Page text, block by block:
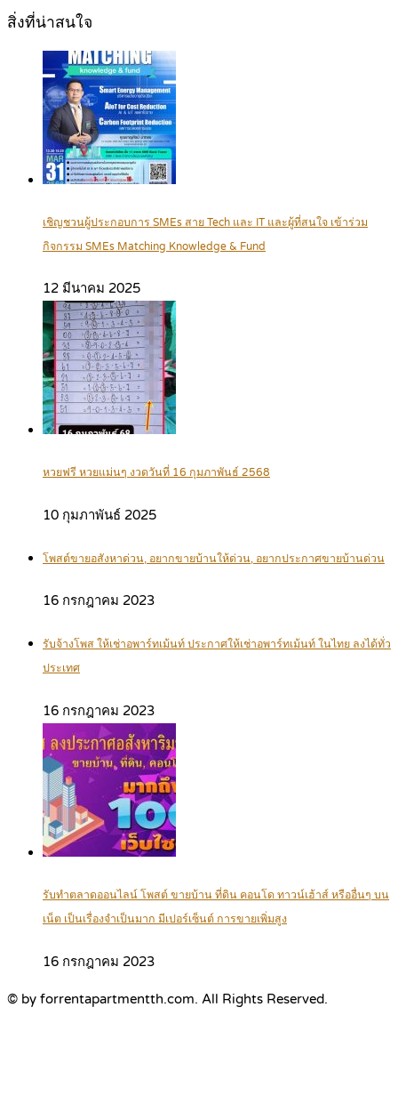
สิ่งที่น่าสนใจ
เชิญชวนผู้ประกอบการ SMEs สาย Tech และ IT และผู้ที่สนใจ เข้าร่วม
กิจกรรม SMEs Matching Knowledge & Fund
12 มีนาคม 2025
หวยฟรี หวยแม่นๆ งวดวันที่ 16 กุมภาพันธ์ 2568
10 กุมภาพันธ์ 2025
โพสต์ขายอสังหาด่วน, อยากขายบ้านให้ด่วน, อยากประกาศขายบ้านด่วน
16 กรกฎาคม 2023
รับจ้างโพส ให้เช่าอพาร์ทเม้นท์ ประกาศให้เช่าอพาร์ทเม้นท์ ในไทย ลงได้ทั่ว
ประเทศ
16 กรกฎาคม 2023
รับทำตลาดออนไลน์ โพสต์ ขายบ้าน ที่ดิน คอนโด ทาวน์เฮ้าส์ หรืออื่นๆ บน
เน็ต เป็นเรื่องจำเป็นมาก มีเปอร์เซ็นต์ การขายเพิ่มสูง
16 กรกฎาคม 2023
© by forrentapartmentth.com. All Rights Reserved.